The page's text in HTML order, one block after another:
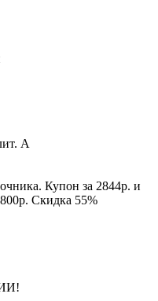
А
Купон за 2844р. и
Скидка 55%